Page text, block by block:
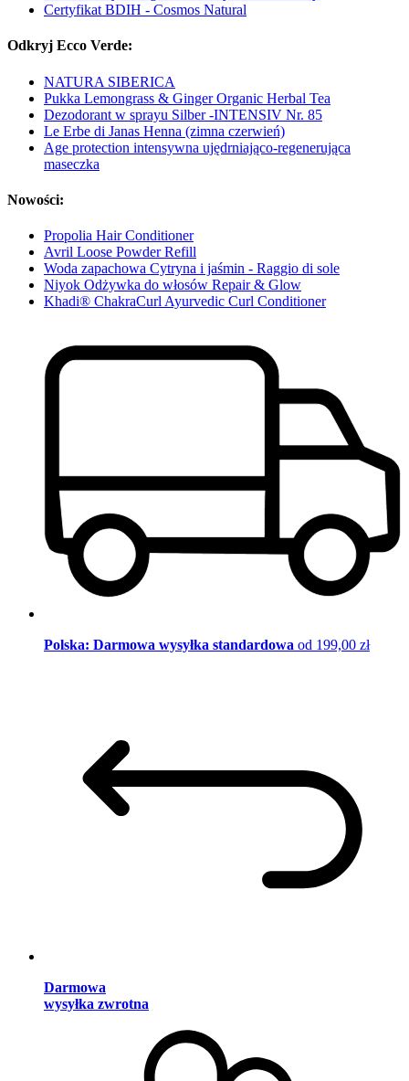
Certyfikat BDIH - Cosmos Natural
Odkryj Ecco Verde:
NATURA SIBERICA
Pukka Lemongrass & Ginger Organic Herbal Tea
Dezodorant w sprayu Silber -INTENSIV Nr. 85
Le Erbe di Janas Henna (zimna czerwień)
Age protection intensywna ujędrniająco-regenerująca
maseczka
Nowości:
Propolia Hair Conditioner
Avril Loose Powder Refill
Woda zapachowa Cytryna i jaśmin - Raggio di sole
Niyok Odżywka do włosów Repair & Glow
Khadi® ChakraCurl Ayurvedic Curl Conditioner
Polska: Darmowa wysyłka standardowa od 199,00 zł
Darmowa
wysyłka zwrotna